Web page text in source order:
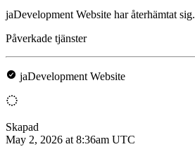
jaDevelopment Website har återhämtat sig.
Påverkade tjänster
jaDevelopment Website
Skapad
May 2, 2026 at 8:36am UTC